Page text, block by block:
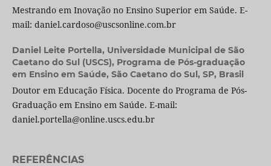
Mestrando em Inovação no Ensino Superior em Saúde. E-
mail: daniel.cardoso@uscsonline.com.br
Daniel Leite Portella, Universidade Municipal de São
Caetano do Sul (USCS), Programa de Pós-graduação
em Ensino em Saúde, São Caetano do Sul, SP, Brasil
Doutor em Educação Física. Docente do Programa de Pós-
Graduação em Ensino em Saúde. E-mail:
daniel.portella@online.uscs.edu.br
REFERÊNCIAS